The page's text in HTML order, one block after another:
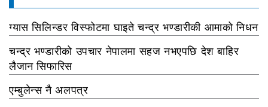
ग्यास सिलिन्डर विस्फोटमा घाइते चन्द्र भण्डारीकी आमाको निधन
चन्द्र भण्डारीको उपचार नेपालमा सहज नभएपछि देश बाहिर
लैजान सिफारिस
एम्बुलेन्स नै अलपत्र